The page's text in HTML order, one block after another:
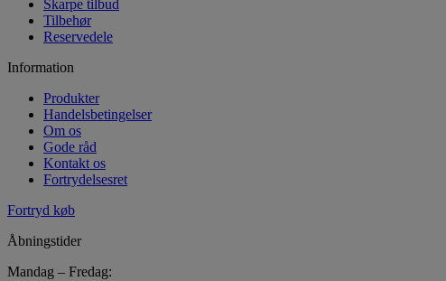
Skarpe tilbud
Tilbehør
Reservedele
Information
Produkter
Handelsbetingelser
Om os
Gode råd
Kontakt os
Fortrydelsesret
Fortryd køb
Åbningstider
Mandag – Fredag: